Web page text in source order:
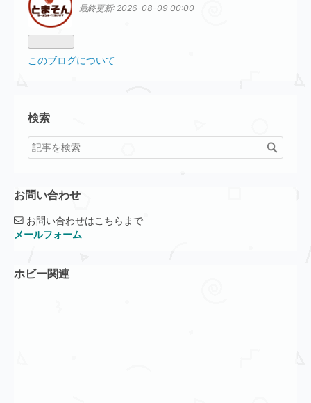
なブ
最終更新: 2026-08-09 00:00
このブログについて
検索
お問い合わせ
お問い合わせはこちらまで
メールフォーム
ホビー関連